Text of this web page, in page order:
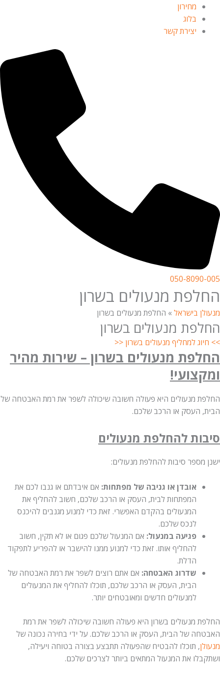
מחירון
בלוג
יצירת קשר
050-8090-005
החלפת מנעולים בשרון
מנעולן בישראל» החלפת מנעולים בשרון
החלפת מנעולים בשרון
>> חיוג למחליף מנעולים בשרון <<
החלפת מנעולים בשרון – שירות מהיר
ומקצועי!
החלפת מנעולים היא פעולה חשובה שיכולה לשפר את רמת האבטחה של
הבית, העסק או הרכב שלכם.
סיבות להחלפת מנעולים
ישנן מספר סיבות להחלפת מנעולים:
אובדן או גניבה של מפתחות: אם איבדתם או גנבו לכם את
המפתחות לבית, העסק או הרכב שלכם, חשוב להחליף את
המנעולים בהקדם האפשרי. זאת כדי למנוע מגנבים להיכנס
לנכס שלכם.
פגיעה במנעול: אם המנעול שלכם פגום או לא תקין, חשוב
להחליף אותו. זאת כדי למנוע ממנו להישבר או להפריע לתפקוד
הדלת.
שדרוג האבטחה: אם אתם רוצים לשפר את רמת האבטחה של
הבית, העסק או הרכב שלכם, תוכלו להחליף את המנעולים
למנעולים חדשים ומאובטחים יותר.
החלפת מנעולים בשרון היא פעולה חשובה שיכולה לשפר את רמת
האבטחה של הבית, העסק או הרכב שלכם. על ידי בחירה נכונה של
מנעולן, תוכלו להבטיח שהפעולה תתבצע בצורה בטוחה ויעילה,
ושתקבלו את המנעול המתאים ביותר לצרכים שלכם.